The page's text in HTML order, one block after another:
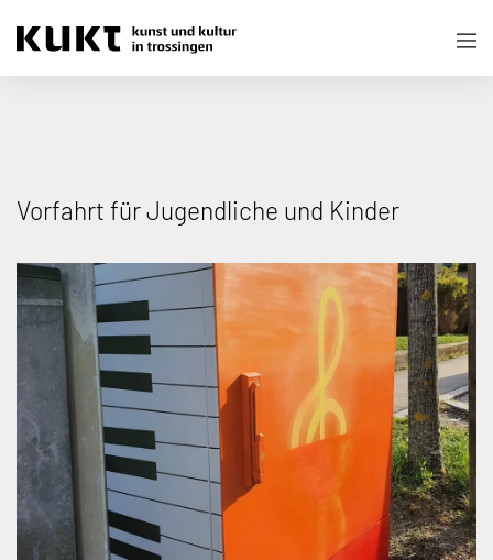
Vorfahrt für Jugendliche und Kinder